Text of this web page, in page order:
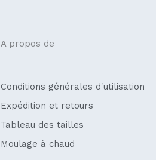
A propos de
Conditions générales d'utilisation
Expédition et retours
Tableau des tailles
Moulage à chaud